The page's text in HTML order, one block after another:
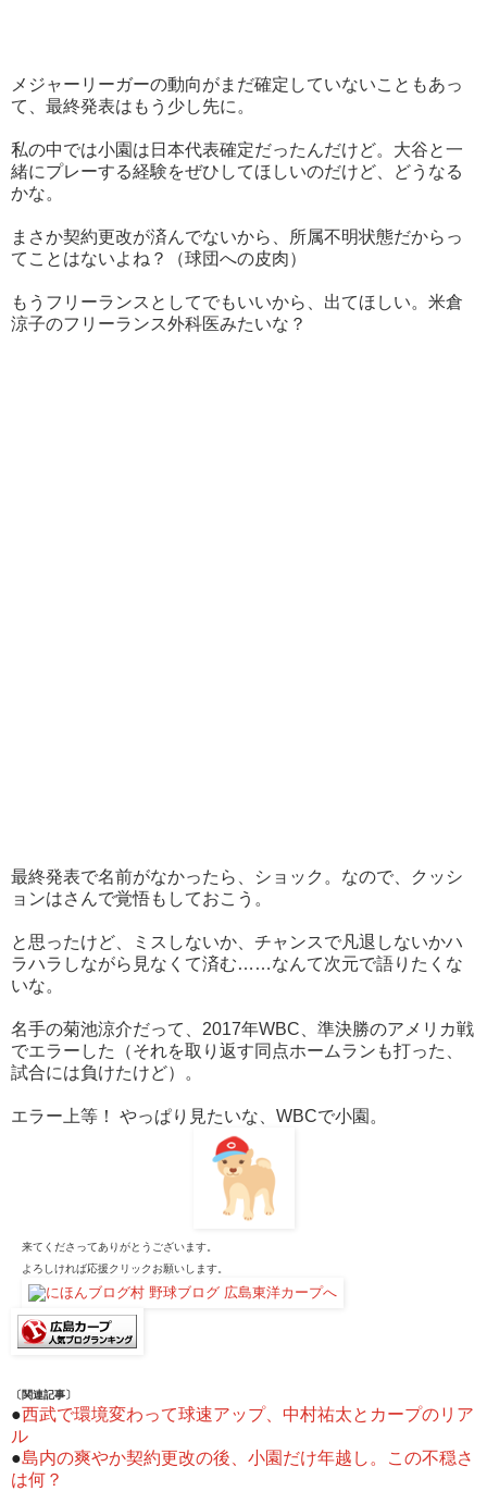
メジャーリーガーの動向がまだ確定していないこともあっ
て、最終発表はもう少し先に。
私の中では小園は日本代表確定だったんだけど。大谷と一
緒にプレーする経験をぜひしてほしいのだけど、どうなる
かな。
まさか契約更改が済んでないから、所属不明状態だからっ
てことはないよね？（球団への皮肉）
もうフリーランスとしてでもいいから、出てほしい。米倉
涼子のフリーランス外科医みたいな？
最終発表で名前がなかったら、ショック。なので、クッシ
ョンはさんで覚悟もしておこう。
と思ったけど、ミスしないか、チャンスで凡退しないかハ
ラハラしながら見なくて済む……なんて次元で語りたくな
いな。
名手の菊池涼介だって、2017年WBC、準決勝のアメリカ戦
でエラーした（それを取り返す同点ホームランも打った、
試合には負けたけど）。
エラー上等！ やっぱり見たいな、WBCで小園。
来てくださってありがとうございます。
よろしければ応援クリックお願いします。
〔関連記事〕
●西武で環境変わって球速アップ、中村祐太とカープのリア
ル
●島内の爽やか契約更改の後、小園だけ年越し。この不穏さ
は何？